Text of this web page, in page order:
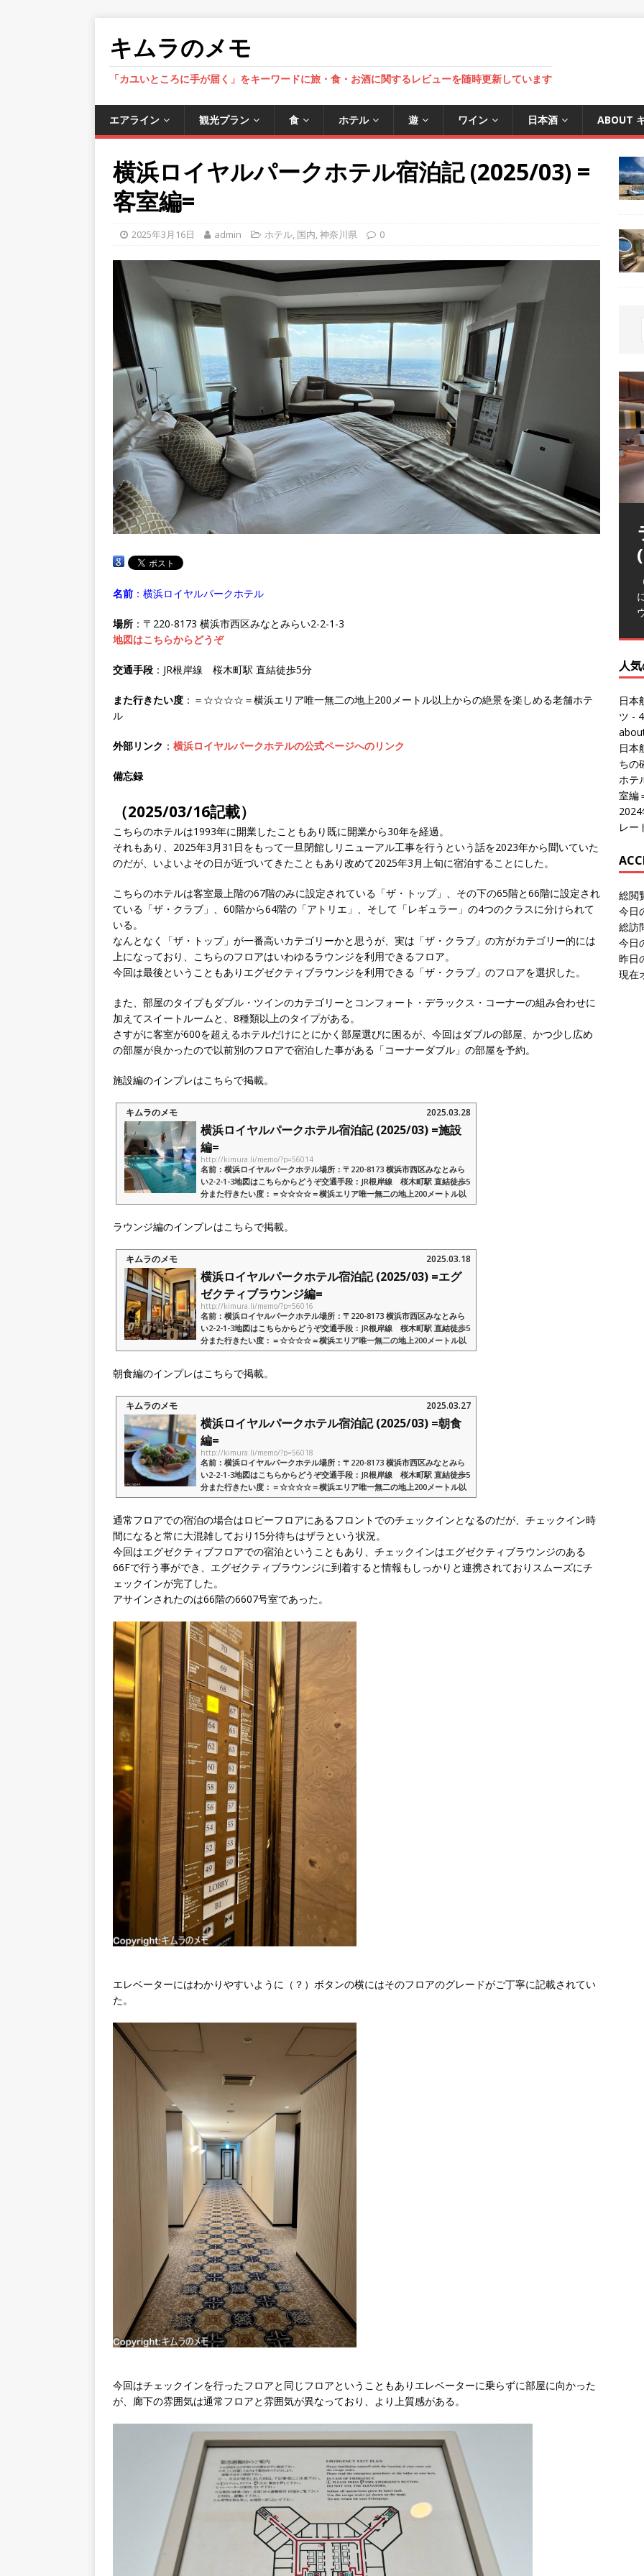
キムラのメモ
「カユいところに手が届く」をキーワードに旅・食・お酒に関するレビューを随時更新しています
エアライン 観光プラン 食 ホテル 遊 ワイン 日本酒 ABOUT
横浜ロイヤルパークホテル宿泊記 (2025/03) =
客室編=
2025年3月16日 admin ホテル, 国内,神奈川県 0
名前 ：横浜ロイヤルパークホテル
場所 ：〒220-8173 横浜市西区みなとみらい2-2-1-3
地図はこちらからどうぞ
交通手段 ：JR根岸線 桜木町駅 直結徒歩5分
また行きたい度 ：＝☆☆☆☆＝横浜エリア唯一無二の地上200メートル以上からの絶景を楽しめる老舗ホテ
ル
外部リンク ： 横浜ロイヤルパークホテルの公式ページへのリンク
備忘録
（2025/03/16記載）
こちらのホテルは1993年に開業したこともあり既に開業から30年を経過。
それもあり、2025年3月31日をもって一旦閉館しリニューアル工事を行うという話を2023年から聞いていた
のだが、いよいよその日が近づいてきたこともあり改めて2025年3月上旬に宿泊することにした。
こちらのホテルは客室最上階の67階のみに設定されている「ザ・トップ」、その下の65階と66階に設定され
ている「ザ・クラブ」、60階から64階の「アトリエ」、そして「レギュラー」の4つのクラスに分けられて
いる。
なんとなく「ザ・トップ」が一番高いカテゴリーかと思うが、実は「ザ・クラブ」の方がカテゴリー的には
上になっており、こちらのフロアはいわゆるラウンジを利用できるフロア。
今回は最後ということもありエグゼクティブラウンジを利用できる「ザ・クラブ」のフロアを選択した。
また、部屋のタイプもダブル・ツインのカテゴリーとコンフォート・デラックス・コーナーの組み合わせに
加えてスイートルームと、8種類以上のタイプがある。
さすがに客室が600を超えるホテルだけにとにかく部屋選びに困るが、今回はダブルの部屋、かつ少し広め
の部屋が良かったので以前別のフロアで宿泊した事がある「コーナーダブル」の部屋を予約。
施設編のインプレはこちらで掲載。
キムラのメモ 2025.03.28
横浜ロイヤルパークホテル宿泊記 (2025/03) =施設
編=
http://kimura.li/memo/?p=56014
名前：横浜ロイヤルパークホテル場所：〒220-8173 横浜市西区みなとみら
い2-2-1-3地図はこちらからどうぞ交通手段：JR根岸線 桜木町駅 直結徒歩5
分また行きたい度：＝☆☆☆☆＝横浜エリア唯一無二の地上200メートル以
上からの絶景を楽しめる老舗ホテル外部リンク：横浜...
ラウンジ編のインプレはこちらで掲載。
キムラのメモ 2025.03.18
横浜ロイヤルパークホテル宿泊記 (2025/03) =エグ
ゼクティブラウンジ編=
http://kimura.li/memo/?p=56016
名前：横浜ロイヤルパークホテル場所：〒220-8173 横浜市西区みなとみら
い2-2-1-3地図はこちらからどうぞ交通手段：JR根岸線 桜木町駅 直結徒歩5
分また行きたい度：＝☆☆☆☆＝横浜エリア唯一無二の地上200メートル以
上からの絶景を楽しめる老舗ホテル外部リンク：横浜...
朝食編のインプレはこちらで掲載。
キムラのメモ 2025.03.27
横浜ロイヤルパークホテル宿泊記 (2025/03) =朝食
編=
http://kimura.li/memo/?p=56018
名前：横浜ロイヤルパークホテル場所：〒220-8173 横浜市西区みなとみら
い2-2-1-3地図はこちらからどうぞ交通手段：JR根岸線 桜木町駅 直結徒歩5
分また行きたい度：＝☆☆☆☆＝横浜エリア唯一無二の地上200メートル以
上からの絶景を楽しめる老舗ホテル外部リンク：横浜...
通常フロアでの宿泊の場合はロビーフロアにあるフロントでのチェックインとなるのだが、チェックイン時
間になると常に大混雑しており15分待ちはザラという状況。
今回はエグゼクティブフロアでの宿泊ということもあり、チェックインはエグゼクティブラウンジのある
66Fで行う事ができ、エグゼクティブラウンジに到着すると情報もしっかりと連携されておりスムーズにチ
ェックインが完了した。
アサインされたのは66階の6607号室であった。
エレベーターにはわかりやすいように（？）ボタンの横にはそのフロアのグレードがご丁寧に記載されてい
た。
今回はチェックインを行ったフロアと同じフロアということもありエレベーターに乗らずに部屋に向かった
が、廊下の雰囲気は通常フロアと雰囲気が異なっており、より上質感がある。
人
日本
ツ -
日本
ちの
ホテ
室編
レー
総閲
今日
総訪
今日
昨日
現在